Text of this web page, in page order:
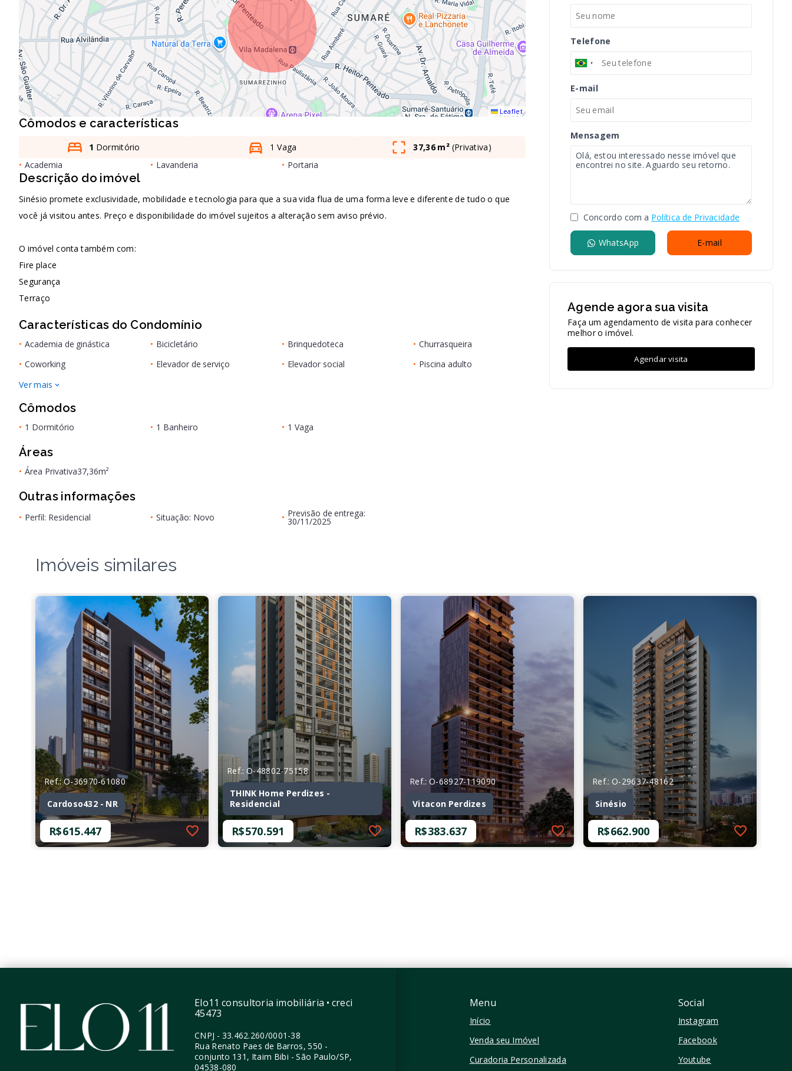
Leaflet
Cômodos e características
1 Dormitório 1 Vaga 37,36 m² (Privativa)
• Academia • Lavanderia • Portaria
Descrição do imóvel
Sinésio promete exclusividade, mobilidade e tecnologia para que a sua vida flua de uma forma leve e diferente de tudo o que
você já visitou antes. Preço e disponibilidade do imóvel sujeitos a alteração sem aviso prévio.
O imóvel conta também com:
Fire place
Segurança
Terraço
Características do Condomínio
• Academia de ginástica • Bicicletário • Brinquedoteca • Churrasqueira
• Coworking • Elevador de serviço • Elevador social • Piscina adulto
Ver mais
Cômodos
• 1 Dormitório • 1 Banheiro • 1 Vaga
Áreas
• Área Privativa37,36m²
Outras informações
• Perfil: Residencial • Situação: Novo • Previsão de entrega:
30/11/2025
Telefone
E-mail
Mensagem
Concordo com a Política de Privacidade
WhatsApp E-mail
Agende agora sua visita
Faça um agendamento de visita para conhecer
melhor o imóvel.
Agendar visita
Imóveis similares
Ref.: O-36970-61080
Cardoso432 - NR
R$615.447
Ref.: O-48802-75158
THINK Home Perdizes -
Residencial
R$570.591
Ref.: O-68927-119090
Vitacon Perdizes
R$383.637
Ref.: O-29637-48162
Sinésio
R$662.900
Menu
Início
Venda seu Imóvel
Curadoria Personalizada
Social
Instagram
Facebook
Youtube
Elo11 consultoria imobiliária • creci
45473
CNPJ - 33.462.260/0001-38
Rua Renato Paes de Barros, 550 -
conjunto 131, Itaim Bibi - São Paulo/SP,
04538-080